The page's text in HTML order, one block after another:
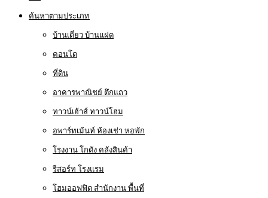
ค้นหาตามประเภท
บ้านเดี่ยว บ้านแฝด
คอนโด
ที่ดิน
อาคารพาณิชย์ ตึกแถว
ทาวน์เฮ้าส์ ทาวน์โฮม
อพาร์ทเม้นท์ ห้องเช่า หอพัก
โรงงาน โกดัง คลังสินค้า
รีสอร์ท โรงแรม
โฮมออฟฟิต สำนักงาน พื้นที่